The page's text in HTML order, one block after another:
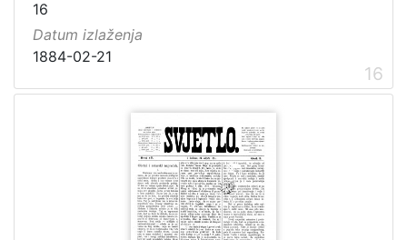
16
Datum izlaženja
1884-02-21
16